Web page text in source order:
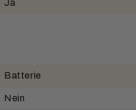
Ja
Batterie
Nein